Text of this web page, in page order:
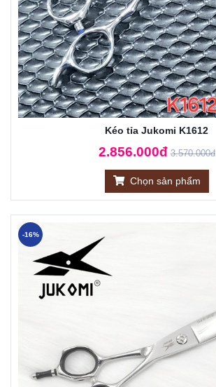
Kéo tỉa Jukomi K1612
2.856.000đ 3.570.000đ
Chọn sản phẩm
-16%